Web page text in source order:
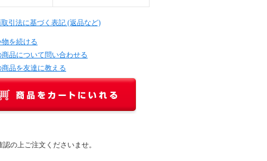
引法に基づく表記 (返品など)
物を続ける
商品について問い合わせる
商品を友達に教える
の上ご注文くださいませ。